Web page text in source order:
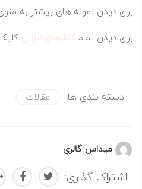
برای دیدن نمونه های بیشتر به
برای دیدن تمام تابلوهای ایرانی
دسته بندی ها: مقالات
میداس گالری
اشتراک گذاری: